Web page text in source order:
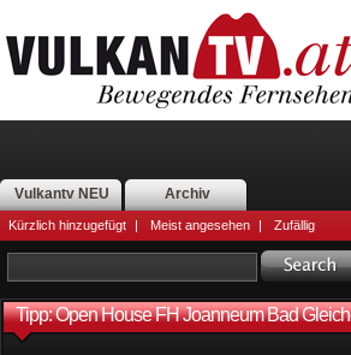
Vulkantv NEU Archiv
Kürzlich hinzugefügt | Meist angesehen | Zufällig
Tipp: Open House FH Joanneum Bad